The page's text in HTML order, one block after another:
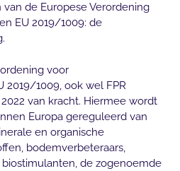
de Europese Verordening
EU 2019/1009: de
voor
2019/1009, ook wel FPR
van kracht. Hiermee wordt
Europa gereguleerd van
en organische
bodemverbeteraars,
de zogenoemde